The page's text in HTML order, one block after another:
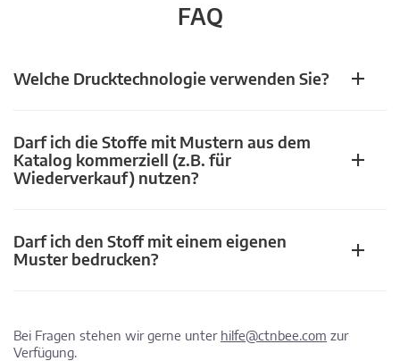
FAQ
Welche Drucktechnologie verwenden Sie?
Darf ich die Stoffe mit Mustern aus dem
Katalog kommerziell (z.B. für
Wiederverkauf) nutzen?
Darf ich den Stoff mit einem eigenen
Muster bedrucken?
Bei Fragen stehen wir gerne unter hilfe@ctnbee.com zur
Verfügung.